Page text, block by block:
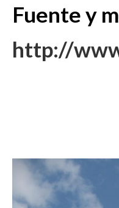
Fuente y
http://